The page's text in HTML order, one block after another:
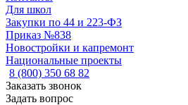
Для школ
Закупки по 44 и 223-ФЗ
Приказ №838
Новостройки и капремонт
Национальные проекты
8 (800) 350 68 82
Заказать звонок
Задать вопрос